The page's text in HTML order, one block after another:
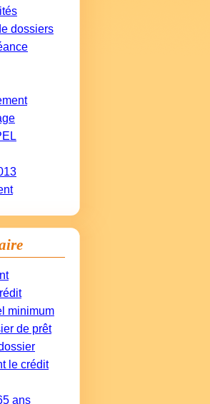
dossiers
minimum
de prêt
le crédit
ans